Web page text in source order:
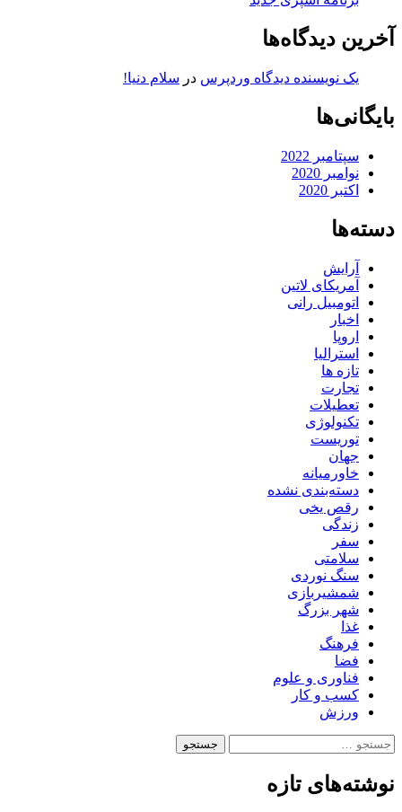
آخرین دیدگاه‌ها
یک نویسنده دیدگاه وردپرس در سلام دنیا!
بایگانی‌ها
سپتامبر 2022
نوامبر 2020
اکتبر 2020
دسته‌ها
آرایش
آمریکای لاتین
اتومبیل رانی
اخبار
اروپا
استرالیا
تازه ها
تجارت
تعطیلات
تکنولوژی
توریست
جهان
خاورمیانه
دسته‌بندی نشده
رقص یخی
زندگی
سفر
سلامتی
سنگ نوردی
شمشیربازی
شهر بزرگ
غذا
فرهنگ
فضا
فناوری و علوم
کسب و کار
ورزش
جستجو
نوشته‌های تازه